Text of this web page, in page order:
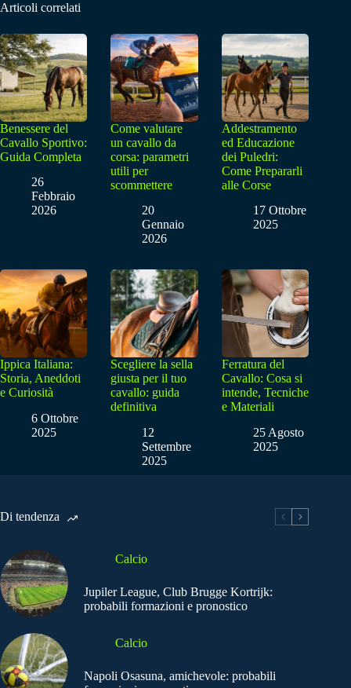
Articoli correlati
Benessere del
Cavallo Sportivo:
Guida Completa
26
Febbraio
2026
Come valutare
un cavallo da
corsa: parametri
utili per
scommettere
20
Gennaio
2026
Addestramento
ed Educazione
dei Puledri:
Come Prepararli
alle Corse
17 Ottobre
2025
Ippica Italiana:
Storia, Aneddoti
e Curiosità
6 Ottobre
2025
Scegliere la sella
giusta per il tuo
cavallo: guida
definitiva
12
Settembre
2025
Ferratura del
Cavallo: Cosa si
intende, Tecniche
e Materiali
25 Agosto
2025
Di tendenza
Calcio
Jupiler League, Club Brugge Kortrijk:
probabili formazioni e pronostico
Calcio
Napoli Osasuna, amichevole: probabili